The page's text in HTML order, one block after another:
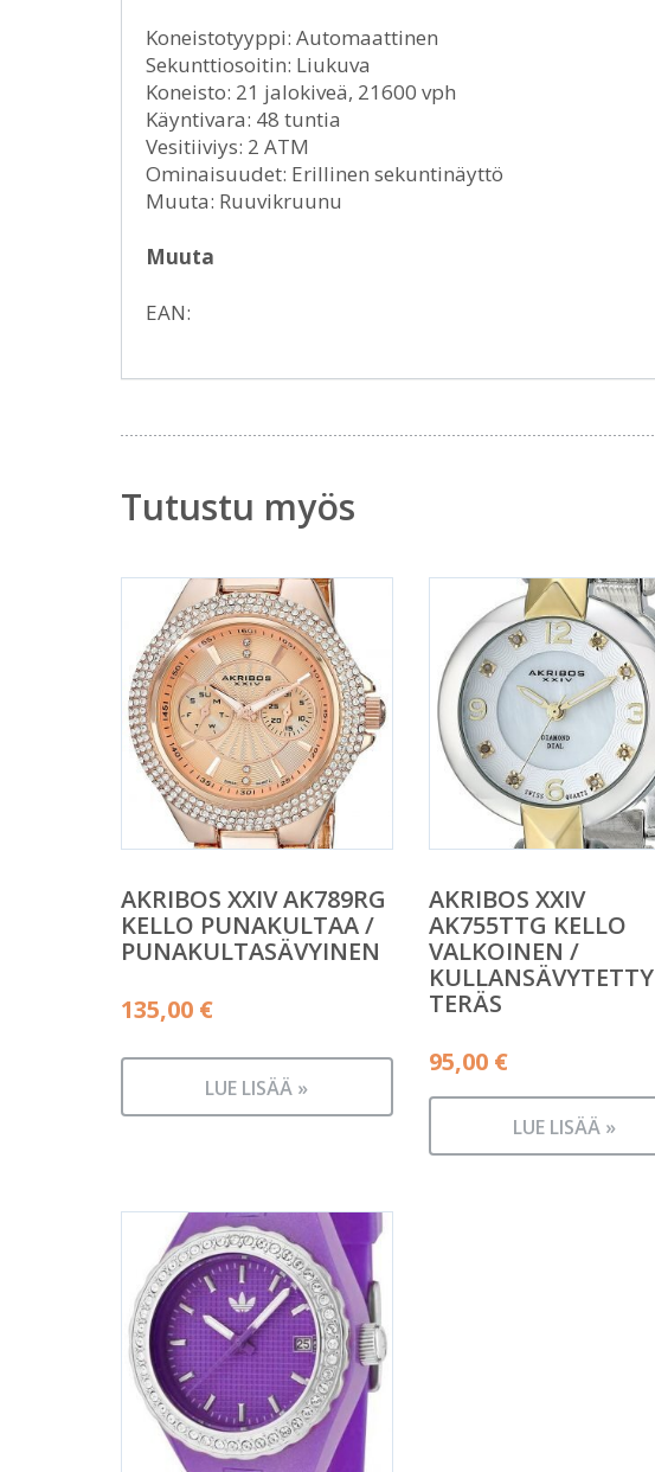
Koneistotyyppi: Automaattinen
Sekunttiosoitin: Liukuva
Koneisto: 21 jalokiveä, 21600 vph
Käyntivara: 48 tuntia
Vesitiiviys: 2 ATM
Ominaisuudet: Erillinen sekuntinäyttö
Muuta: Ruuvikruunu
Muuta
EAN:
Tutustu myös
AKRIBOS XXIV AK789RG
KELLO PUNAKULTAA /
PUNAKULTASÄVYINEN
135,00 €
LUE LISÄÄ »
AKRIBOS XXIV
AK755TTG KELLO
VALKOINEN /
KULLANSÄVYTETTY
TERÄS
95,00 €
LUE LISÄÄ »